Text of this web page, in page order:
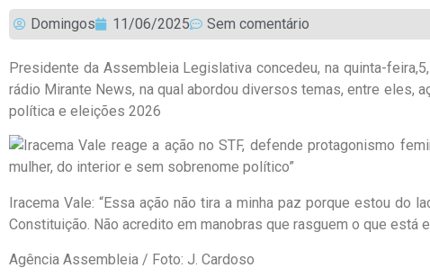
Domingos 11/06/2025 Sem comentário
Presidente da Assembleia Legislativa concedeu, na quinta-
rádio Mirante News, na qual abordou diversos temas, entre eles,
política e eleições 2026
Iracema Vale: “Essa ação não tira a minha paz porque estou do
Constituição. Não acredito em manobras que rasguem o que está
Agência Assembleia / Foto: J. Cardoso